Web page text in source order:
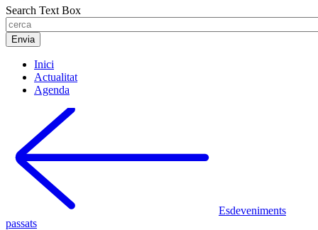
Search Text Box
Inici
Actualitat
Agenda
Esdeveniments
passats